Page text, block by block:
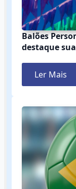
Balões
destaque
Ler Mais